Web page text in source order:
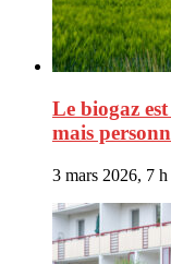
Le biogaz
mais
3 mars 2026, 7